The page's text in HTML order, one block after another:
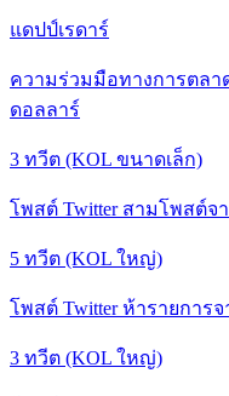
แดปป์เรดาร์
ความร่วมมือทางการตลาด
ดอลลาร์
3 ทวีต (KOL ขนาดเล็ก)
โพสต์ Twitter สามโพสต์จา
5 ทวีต (KOL ใหญ่)
โพสต์ Twitter ห้ารายการจ
3 ทวีต (KOL ใหญ่)